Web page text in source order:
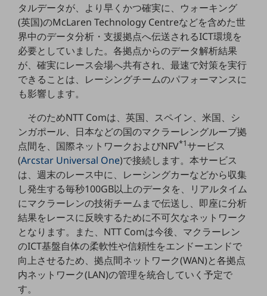
通信モジュール製品
衛星携帯電話
IOT完了済みメーカーブランド製品
料金
料金TOP
ドコモBiz データ無制限 ドコモ MAX ドコモ mini ドコモBiz かけ放題
ケータイプラン
5Gデータプラス
データプラス
IoT向け回線料金
home5Gプラン
モバイルサービス
端末の一元管理
セキュリティ
運用保守・故障紛失サポート
タルデータが、より早くかつ確実に、ウォーキング
(英国)のMcLaren Technology Centreなどを含めた世
界中のデータ分析・支援拠点へ伝送されるICT環境を
必要としていました。各拠点からのデータ解析結果
が、確実にレース会場へ共有され、最速で対策を実行
できることは、レーシングチームのパフォーマンスに
も影響します。
そのためNTT Comは、英国、スペイン、米国、シ
ンガポール、日本などの国のマクラーレングループ拠
点間を、国際ネットワークおよびNFV*1サービス
(Arcstar Universal One)で接続します。本サービス
は、週末のレース中に、レーシングカーなどから収集
し発生する毎秒100GB以上のデータを、リアルタイム
にマクラーレンの技術チームまで伝送し、即座に分析
結果をレースに反映するために不可欠なネットワーク
となります。また、NTT Comは今後、マクラーレン
のICT基盤自体の柔軟性や信頼性をエンドーエンドで
向上させるため、拠点間ネットワーク(WAN)と各拠点
内ネットワーク(LAN)の管理を統合していく予定で
す。